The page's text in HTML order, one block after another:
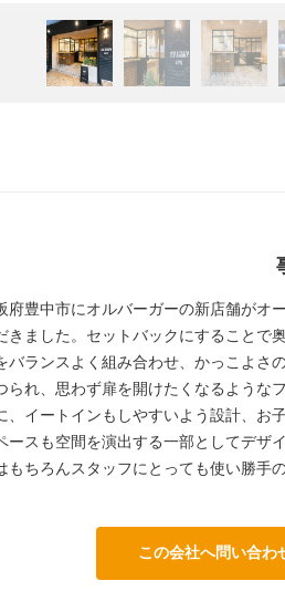
府豊中市にオルバーガーの新店舗がオ
きました。セットバックにすることで
バランスよく組み合わせ、かっこよ
られ、思わず扉を開けたくなるような
、イートインもしやすいよう設計、お
ースも空間を演出する一部としてデザ
もちろんスタッフにとっても使い勝手
この会社へ問い合わ